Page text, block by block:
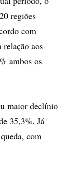
regiões
com
aos
ambos os
maior declínio
35,3%. Já
com